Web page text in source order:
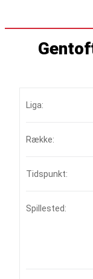
Liga:
Række:
Tidspunkt:
Spillested: